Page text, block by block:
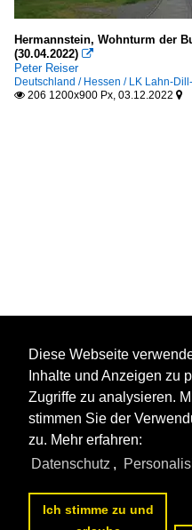
Hermannstein, Wohnturm der
(30.04.2022) 
Peter Reiser
Deutschland / Hessen / LK Lahn-
 206 1200x900 Px, 03.12.2022 
Diese Webseite
Inhalte und Anzeigen zu
Zugriffe zu analysieren.
stimmen Sie der
zu. Mehr erfahren:
Datenschutz ,
Ich stimme zu und